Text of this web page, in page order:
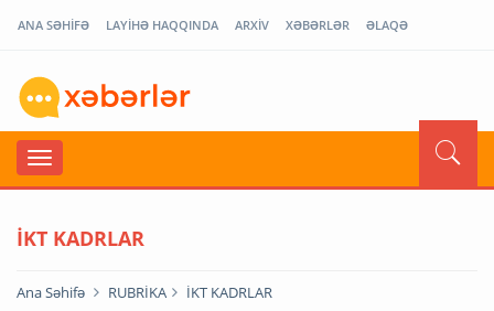
ANA SƏHİFƏ LAYİHƏ HAQQINDA ARXİV XƏBƏRLƏR ƏLAQƏ
İKT KADRLAR
Ana Səhifə RUBRİKA İKT KADRLAR